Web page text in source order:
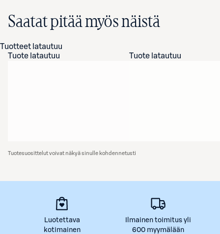
Saatat pitää myös näistä
Tuotteet latautuu
Tuote latautuu
Tuote latautuu
Tuotesuosittelut voivat näkyä sinulle kohdennetusti
Luotettava
kotimainen
Ilmainen toimitus yli
600 myymälään